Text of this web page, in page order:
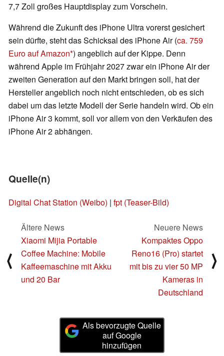
7,7 Zoll großes Hauptdisplay zum Vorschein.
Während die Zukunft des iPhone Ultra vorerst gesichert
sein dürfte, steht das Schicksal des iPhone Air (ca. 759
Euro auf Amazon ) angeblich auf der Kippe. Denn
während Apple im Frühjahr 2027 zwar ein iPhone Air der
zweiten Generation auf den Markt bringen soll, hat der
Hersteller angeblich noch nicht entschieden, ob es sich
dabei um das letzte Modell der Serie handeln wird. Ob ein
iPhone Air 3 kommt, soll vor allem von den Verkäufen des
iPhone Air 2 abhängen.
Quelle(n)
Digital Chat Station (Weibo) | fpt (Teaser-Bild)
⟨
Ältere News
Xiaomi Mijia Portable
Coffee Machine: Mobile
Kaffeemaschine mit Akku
und 20 Bar
Neuere News
Kompaktes Oppo
Reno16 (Pro) startet
mit bis zu vier 50 MP
Kameras in
Deutschland
⟩
Als bevorzugte Quelle
auf Google
hinzufügen